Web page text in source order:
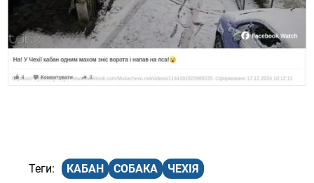
КАБАН СОБАКА ЧЕХІЯ